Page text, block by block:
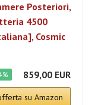
Posteriori,
4500
Cosmic
859,00 EUR
su Amazon